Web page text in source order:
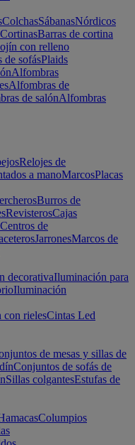
ColchasSábanasNórdicos
CortinasBarras de cortina
con relleno
de sofásPlaids
Alfombras
Alfombras de
de salónAlfombras
Relojes de
a manoMarcosPlacas
Burros de
RevisterosCajas
Centros de
JarronesMarcos de
decorativaIluminación para
Iluminación
con rielesCintas Led
de mesas y sillas de
Conjuntos de sofás de
Sillas colgantesEstufas de
Columpios